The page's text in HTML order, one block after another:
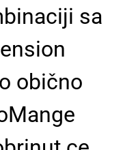
sa
obično